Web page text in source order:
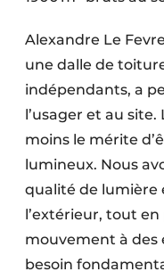
Alexandre Le
une dalle de
indépendants, a
l’usager et au site.
moins le mérite
lumineux. Nous
qualité de lumière
l’extérieur, tout
mouvement à des
besoin